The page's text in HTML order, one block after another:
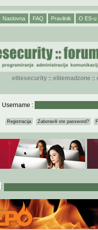
Naslovna FAQ Pravilnik O ES-u
elitesecurity:: elitemadzone ::
:
Registracija Zaboravili ste password?
: